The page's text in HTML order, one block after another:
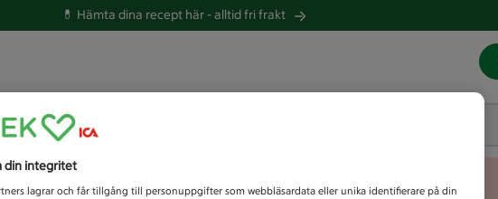
💊 Hämta dina recept här -alltid fri frakt
efter idag?
Unknown error
din integritet
lagrar och får tillgång till personuppgifter som webbläsardata eller unika identifierare på din